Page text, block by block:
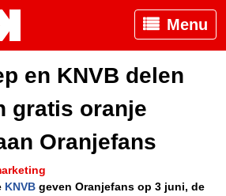
Menu
en KNVB delen
gratis oranje
Oranjefans
KNVB geven Oranjefans op 3 juni, de